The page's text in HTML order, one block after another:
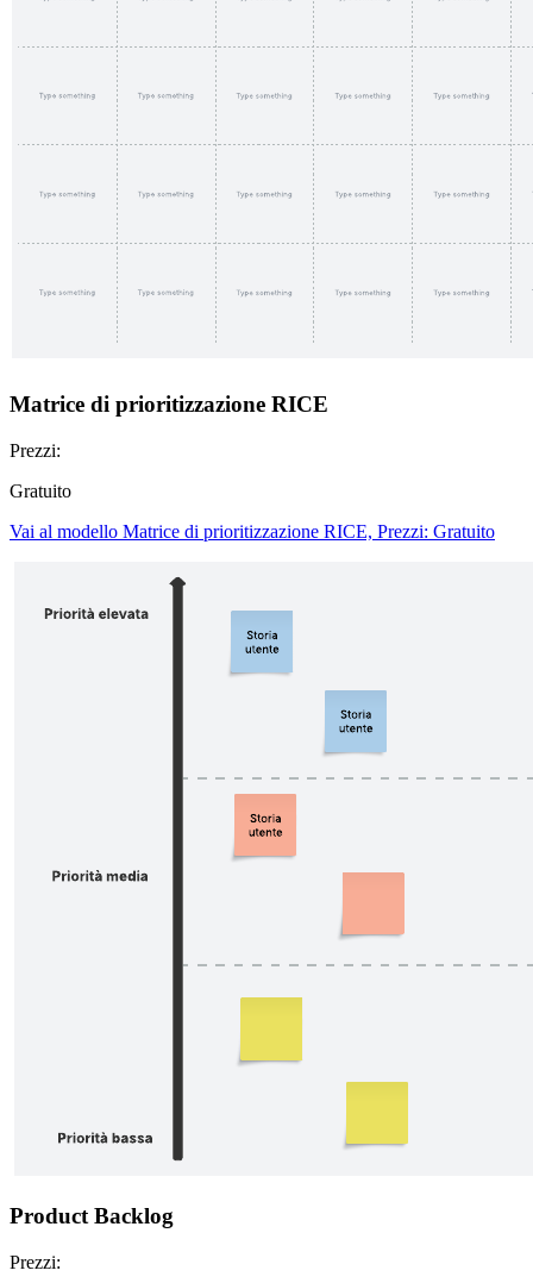
Matrice di prioritizzazione RICE
Prezzi:
Gratuito
Vai al modello Matrice di prioritizzazione RICE, Prezzi: Gratuito
Product Backlog
Prezzi: